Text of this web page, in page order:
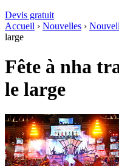
Devis gratuit
Accueil › Nouvelles ›
large
Fête à nha
le large